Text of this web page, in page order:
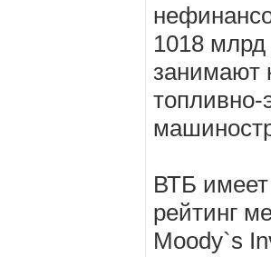
1018
занимают
топливно-
ВТБ
рейтинг
Moody`s